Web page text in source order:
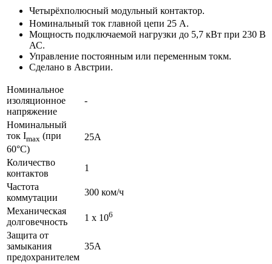
Четырёхполюсный модульный контактор.
Номинальный ток главной цепи 25 А.
Мощность подключаемой нагрузки до 5,7 кВт при 230 В
АС.
Управление постоянным или переменным токм.
Сделано в Австрии.
Номинальное
изоляционное
напряжение
-
Номинальный
ток Imax (при
60°C)
25А
Количество
контактов
1
Частота
коммутации
300 ком/ч
Механическая
долговечность
1 х 106
Защита от
замыкания
предохранителем
35А